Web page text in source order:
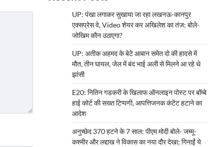
UP: पंखा लगाकर सुखाया जा रहा लखनऊ-कानपुर
एक्सप्रेस वे, Video शेयर कर अखिलेश का तंज; बोले-
जोखिम कौन उठाएगा?
UP: अतीक अहमद के बेटे आबान समेत दो की हादसे में
मौत, तीन घायल, जेल में बंद भाई अली से मिलने आ रहे थे
झांसी
E20: नितिन गडकरी के खिलाफ ऑनलाइन पोस्ट पर बॉम्बे
हाई कोर्ट की सख्त टिप्पणी, आपत्तिजनक कंटेंट हटाने का
आदेश
अनुच्छेद 370 हटने के 7 साल: पीएम मोदी बोले- जम्मू-
कश्मीर और लद्दाख ने विकास का नया दौर देखा; गिनाईं ये